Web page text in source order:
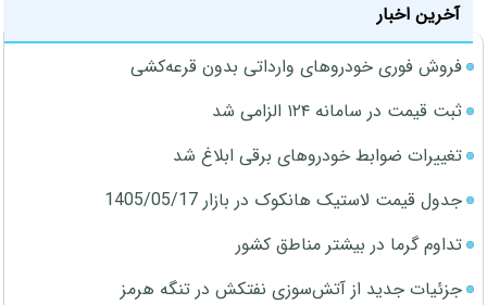
آخرین اخبار
فروش فوری خودروهای وارداتی بدون قرعه‌کشی
ثبت قیمت در سامانه ۱۲۴ الزامی شد
تغییرات ضوابط خودروهای برقی ابلاغ شد
جدول قیمت لاستیک هانکوک در بازار 1405/05/17
تداوم گرما در بیشتر مناطق کشور
جزئیات جدید از آتش‌سوزی نفتکش در تنگه هرمز